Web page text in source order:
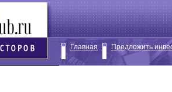
Главная Предложить